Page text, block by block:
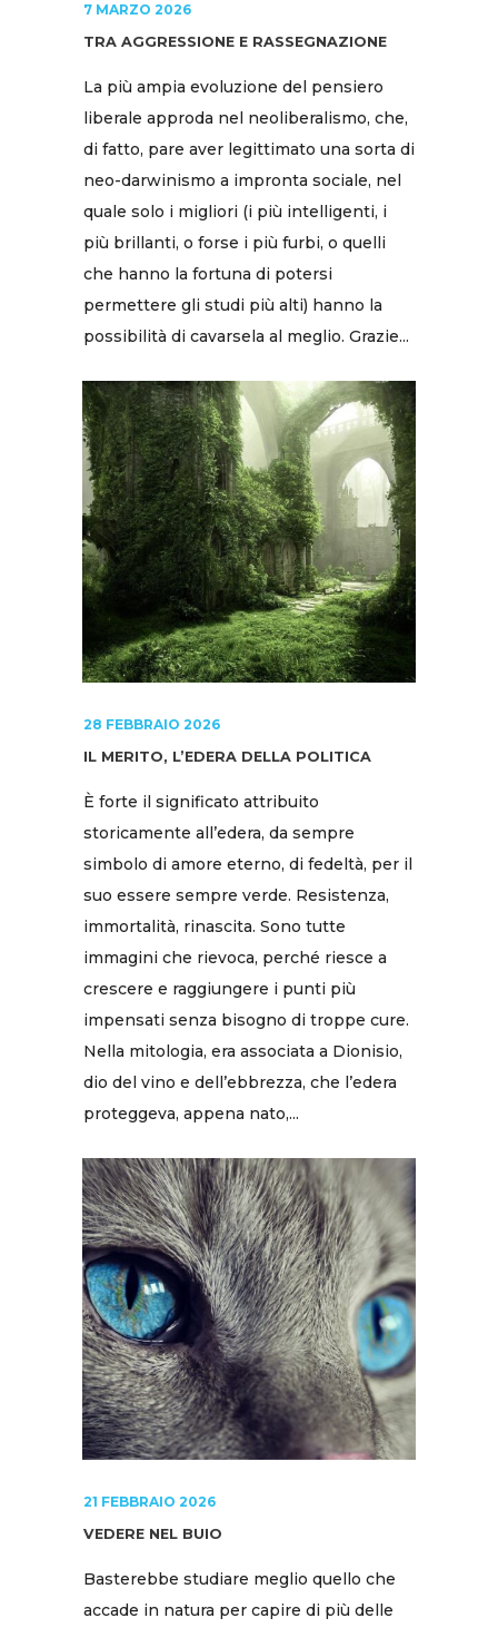
7 MARZO 2026
TRA AGGRESSIONE E RASSEGNAZIONE
La più ampia evoluzione del pensiero
liberale approda nel neoliberalismo, che,
di fatto, pare aver legittimato una sorta di
neo-darwinismo a impronta sociale, nel
quale solo i migliori (i più intelligenti, i
più brillanti, o forse i più furbi, o quelli
che hanno la fortuna di potersi
permettere gli studi più alti) hanno la
possibilità di cavarsela al meglio. Grazie...
28 FEBBRAIO 2026
IL MERITO, L’EDERA DELLA POLITICA
È forte il significato attribuito
storicamente all’edera, da sempre
simbolo di amore eterno, di fedeltà, per il
suo essere sempre verde. Resistenza,
immortalità, rinascita. Sono tutte
immagini che rievoca, perché riesce a
crescere e raggiungere i punti più
impensati senza bisogno di troppe cure.
Nella mitologia, era associata a Dionisio,
dio del vino e dell’ebbrezza, che l’edera
proteggeva, appena nato,...
21 FEBBRAIO 2026
VEDERE NEL BUIO
Basterebbe studiare meglio quello che
accade in natura per capire di più delle